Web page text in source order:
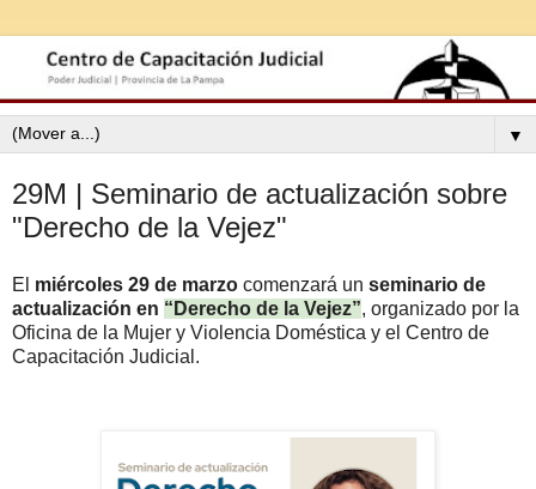
▼
29M | Seminario de actualización sobre
"Derecho de la Vejez"
El miércoles 29 de marzo comenzará un seminario de
actualización en “Derecho de la Vejez”, organizado por la
Oficina de la Mujer y Violencia Doméstica y el Centro de
Capacitación Judicial.